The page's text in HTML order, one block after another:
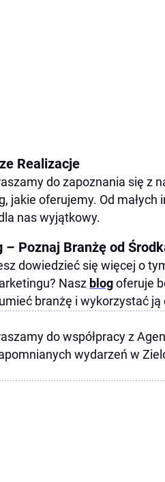
Realizacje
do zapoznania się z
jakie oferujemy. Od
nas wyjątkowy.
– Poznaj Branżę od
dowiedzieć się więcej o
Nasz blogoferuje
branżę i wykorzystać
do współpracy z
wydarzeń w